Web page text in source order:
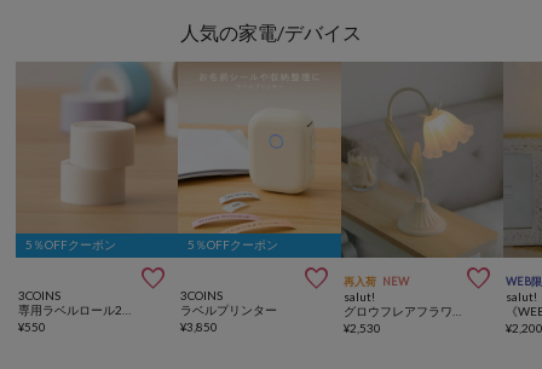
人気の家電/デバイス
5％OFFクーポン

3COINS
¥550
5％OFFクーポン

3COINS
ラベルプリンター
¥3,850
再入荷 NEW 
salut!
¥2,530
WEB
salut!
¥